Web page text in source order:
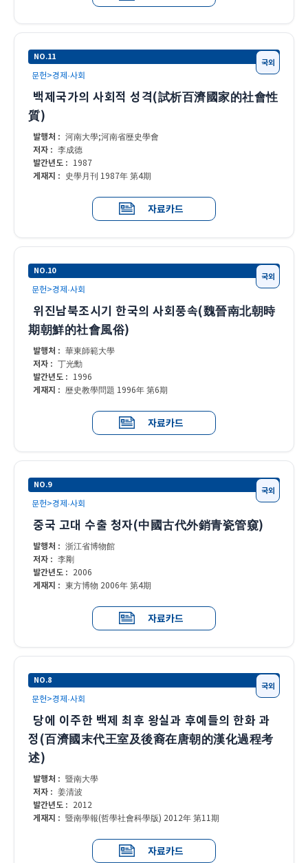
NO.11
문헌>경제·사회
백제국가의 사회적 성격(試析百濟國家的社會性
質)
발행처 : 河南大學;河南省歷史學會
저자 : 李成德
발간년도 : 1987
게재지 : 史學月刊 1987年 第4期
자료카드
국외
NO.10
문헌>경제·사회
위진남북조시기 한국의 사회풍속(魏晉南北朝時
期朝鮮的社會風俗)
발행처 : 華東師範大學
저자 : 丁光勳
발간년도 : 1996
게재지 : 歷史教學問題 1996年 第6期
자료카드
국외
NO.9
문헌>경제·사회
중국 고대 수출 청자(中國古代外銷青瓷管窺)
발행처 : 浙江省博物館
저자 : 李剛
발간년도 : 2006
게재지 : 東方博物 2006年 第4期
자료카드
국외
NO.8
문헌>경제·사회
당에 이주한 백제 최후 왕실과 후예들의 한화 과
정(百濟國末代王室及後裔在唐朝的漢化過程考
述)
발행처 : 暨南大學
저자 : 姜清波
발간년도 : 2012
게재지 : 暨南學報(哲學社會科學版) 2012年 第11期
자료카드
국외